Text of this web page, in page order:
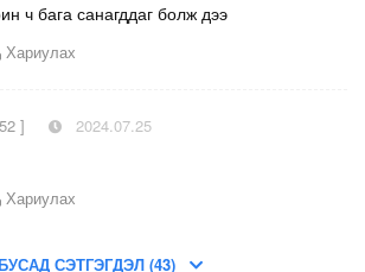
ч бага санагддаг болж дээ
Хариулах
] 2024.07.25
Хариулах
СЭТГЭГДЭЛ (43)